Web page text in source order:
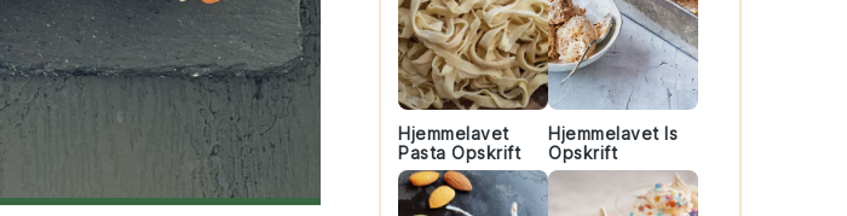
Hjemmelavet
Pasta Opskrift
Hjemmelavet Is
Opskrift